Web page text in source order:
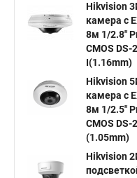
Уличная камера
Hikvision поворотная
Нikvision микрофон
Hikvision порты
Hikvision
камера c
8м 1/2.8"
CMOS DS-
I(1.16mm)
Hikvision
камера c
8м 1/2.5"
CMOS DS-
(1.05mm)
Hikvision